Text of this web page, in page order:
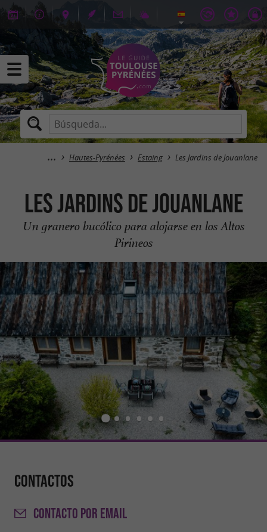
Hautes-Pyrénées Estaing Les Jardins de Jouanlane
Les Jardins de Jouanlane
Un granero bucólico para alojarse en los Altos
Pirineos
Contactos
CONTACTO POR EMAIL